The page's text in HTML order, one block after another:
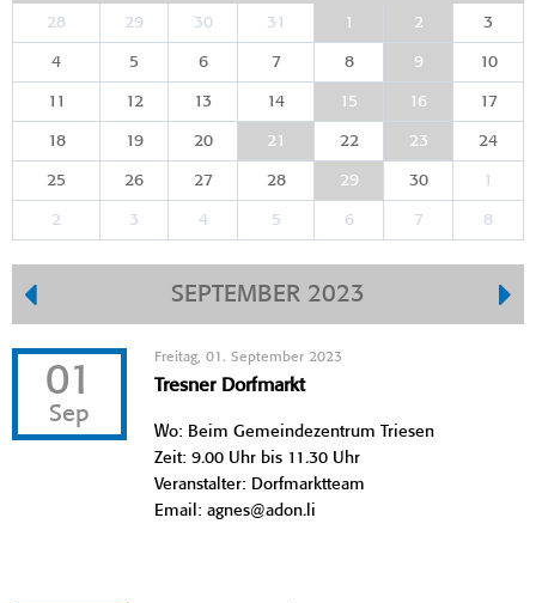
28 29 30 31 1 2 3
4 5 6 7 8 9 10
11 12 13 14 15 16 17
18 19 20 21 22 23 24
25 26 27 28 29 30 1
2 3 4 5 6 7 8
SEPTEMBER 2023
01
Sep
Freitag, 01. September 2023
Tresner Dorfmarkt
Wo: Beim Gemeindezentrum Triesen
Zeit: 9.00 Uhr bis 11.30 Uhr
Veranstalter: Dorfmarktteam
Email: agnes@adon.li